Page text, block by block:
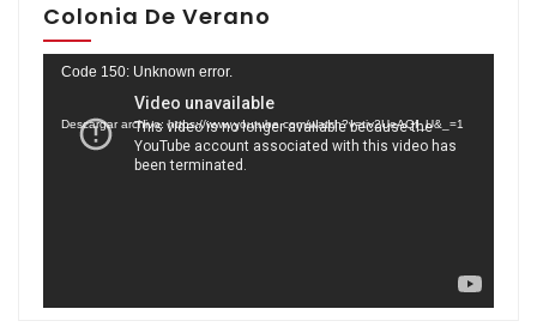
Colonia De Verano
Reproductor
vídeo
Code 150: Unknown error.
Descargar archivo: https://www.youtube.com/watch?v=tiv2UeAQf_U&_=1